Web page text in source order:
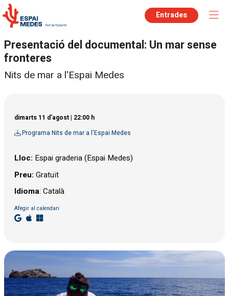
Entrades
Presentació del documental: Un mar sense
fronteres
Nits de mar a l'Espai Medes
dimarts 11 d’agost| 22:00 h
Programa Nits de mar a l'Espai Medes
Lloc: Espai graderia (Espai Medes)
Preu: Gratuït
Idioma: Català
Afegir al calendari